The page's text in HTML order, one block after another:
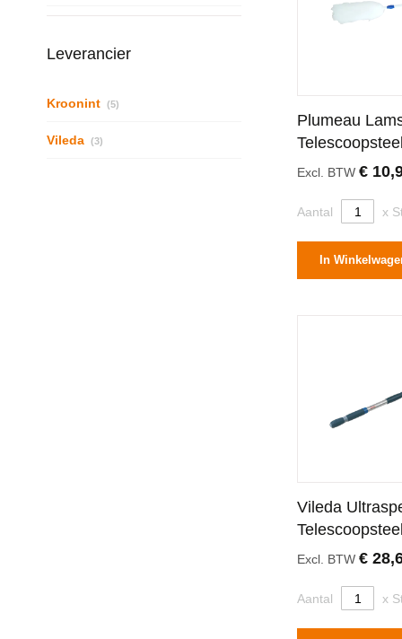
Plumeau
Centimeter
Excl. BTW €
Aantal x
In
Vileda
Centimeter
Excl. BTW €
Aantal x
Leverancier
Kroonint 5producten
Vileda 3producten